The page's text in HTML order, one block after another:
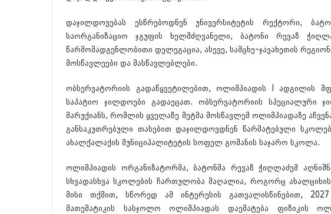
დაჯილდოვებას ესწრებოდნენ უნივერსიტეტის რექტორი,
საორგანიზაციო ჯგუფის ხელმძღვანელი, ბატონი რევაზ
წარმომადგენლობითი დელეგაცია, ასევე, სამცხე-ჯავახეთის
მოსწავლეები და მასწავლებლები.
ობსერვატორიის გადაწყვეტილებით, ოლიმპიადის I ადგილის
საპატიო ჯილდოები გადაეცათ. ობსერვატორიის სპეციალური
მარუქიანს, რომლის ყველაზე მეტმა მოსწავლემ ოლიმპიადაზე
განსაკუთრებული თასებით დაჯილდოვდნენ წარმატებული
ახალქალაქის მუნიციპალიტეტის სოფელ გომანის საჯარო სკოლა.
ოლიმპიადის ორგანიზატორმა, ბატონმა რევაზ ჭიღლაძემ
სხვადასხვა სკოლების ჩართულობა მაღალია, როგორც
მისი თქმით, სწორედ ამ ინტერესის გათვალისწინებით, 2027
მათემატიკის სასჯოლო ოლიმპიადას დაემატება ფიზიკის